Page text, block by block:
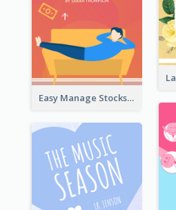
Easy Manage Stocks Book Cover Design